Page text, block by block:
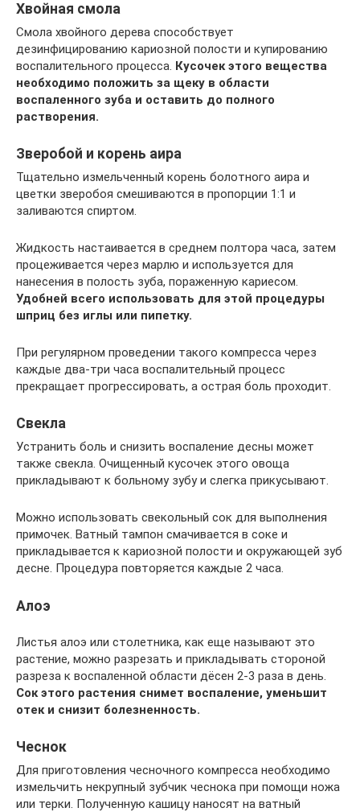
Хвойная смола
Смола хвойного дерева способствует
дезинфицированию кариозной полости и купированию
воспалительного процесса. Кусочек этого вещества
необходимо положить за щеку в области
воспаленного зуба и оставить до полного
растворения.
Зверобой и корень аира
Тщательно измельченный корень болотного аира и
цветки зверобоя смешиваются в пропорции 1:1 и
заливаются спиртом.
Жидкость настаивается в среднем полтора часа, затем
процеживается через марлю и используется для
нанесения в полость зуба, пораженную кариесом.
Удобней всего использовать для этой процедуры
шприц без иглы или пипетку.
При регулярном проведении такого компресса через
каждые два-три часа воспалительный процесс
прекращает прогрессировать, а острая боль проходит.
Свекла
Устранить боль и снизить воспаление десны может
также свекла. Очищенный кусочек этого овоща
прикладывают к больному зубу и слегка прикусывают.
Можно использовать свекольный сок для выполнения
примочек. Ватный тампон смачивается в соке и
прикладывается к кариозной полости и окружающей зуб
десне. Процедура повторяется каждые 2 часа.
Алоэ
Листья алоэ или столетника, как еще называют это
растение, можно разрезать и прикладывать стороной
разреза к воспаленной области дёсен 2-3 раза в день.
Сок этого растения снимет воспаление, уменьшит
отек и снизит болезненность.
Чеснок
Для приготовления чесночного компресса необходимо
измельчить некрупный зубчик чеснока при помощи ножа
или терки. Полученную кашицу наносят на ватный